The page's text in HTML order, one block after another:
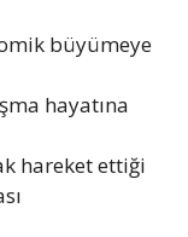
büyümeye
hayatına
hareket ettiği